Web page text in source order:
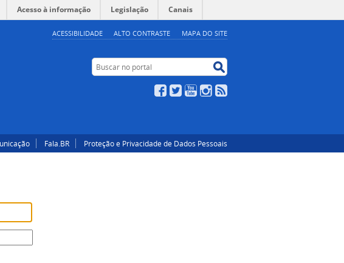
ACESSIBILIDADE ALTO CONTRASTE MAPA DO SITE
Acesso à informação Legislação Canais
Buscar no portal
Facebook
TwitterYouTubeInstagram
Fala.BR Proteção e Privacidade de Dados Pessoais